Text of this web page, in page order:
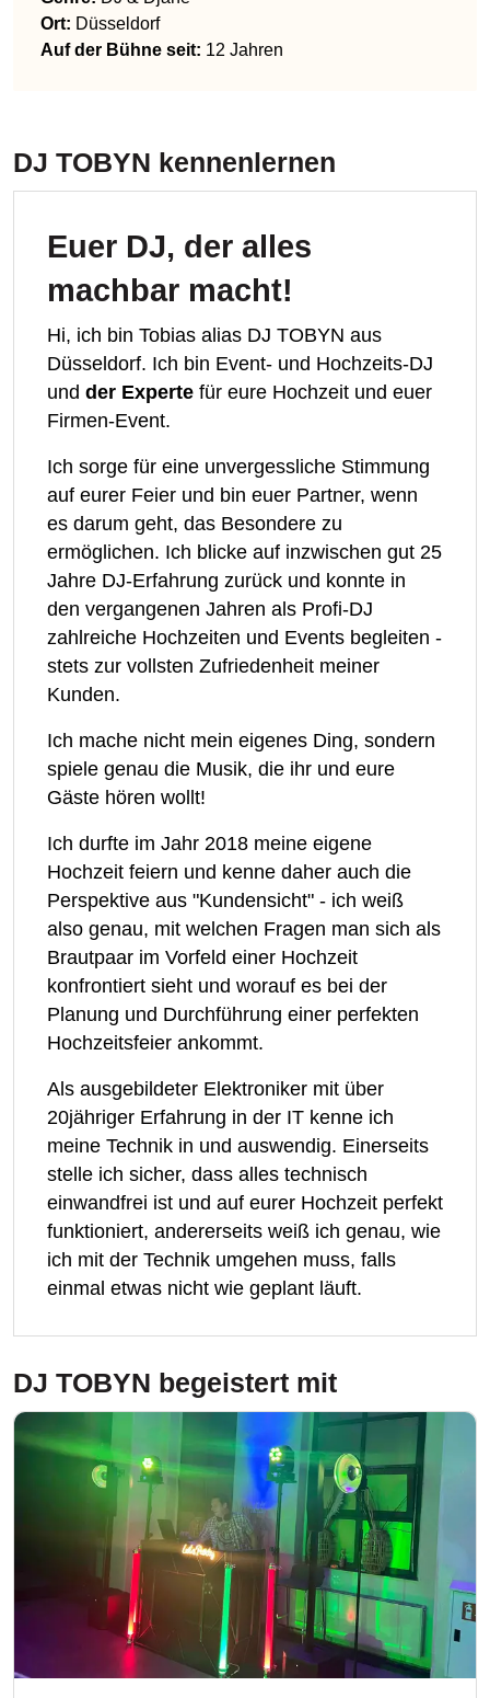
Ort: Düsseldorf
Auf der Bühne seit: 12 Jahren
DJ TOBYN kennenlernen
Euer DJ, der alles
machbar macht!
Hi, ich bin Tobias alias DJ TOBYN aus
Düsseldorf. Ich bin Event- und Hochzeits-DJ
und der Experte für eure Hochzeit und euer
Firmen-Event.
Ich sorge für eine unvergessliche Stimmung
auf eurer Feier und bin euer Partner, wenn
es darum geht, das Besondere zu
ermöglichen. Ich blicke auf inzwischen gut 25
Jahre DJ-Erfahrung zurück und konnte in
den vergangenen Jahren als Profi-DJ
zahlreiche Hochzeiten und Events begleiten -
stets zur vollsten Zufriedenheit meiner
Kunden.
Ich mache nicht mein eigenes Ding, sondern
spiele genau die Musik, die ihr und eure
Gäste hören wollt!
Ich durfte im Jahr 2018 meine eigene
Hochzeit feiern und kenne daher auch die
Perspektive aus "Kundensicht" - ich weiß
also genau, mit welchen Fragen man sich als
Brautpaar im Vorfeld einer Hochzeit
konfrontiert sieht und worauf es bei der
Planung und Durchführung einer perfekten
Hochzeitsfeier ankommt.
Als ausgebildeter Elektroniker mit über
20jähriger Erfahrung in der IT kenne ich
meine Technik in und auswendig. Einerseits
stelle ich sicher, dass alles technisch
einwandfrei ist und auf eurer Hochzeit perfekt
funktioniert, andererseits weiß ich genau, wie
ich mit der Technik umgehen muss, falls
einmal etwas nicht wie geplant läuft.
DJ TOBYN begeistert mit